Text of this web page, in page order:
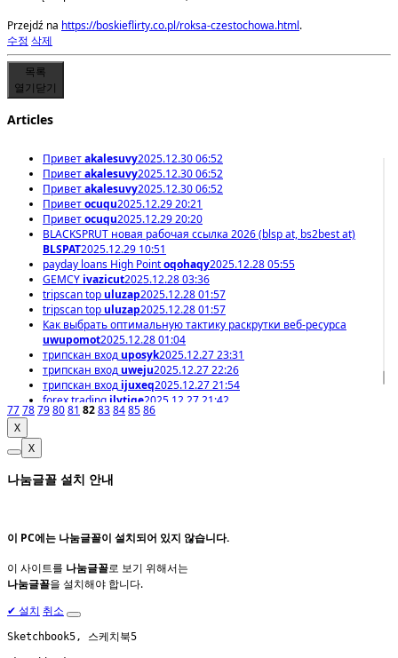
Przejdź na https://boskieflirty.co.pl/roksa-czestochowa.html.
수정 삭제
목록
열기닫기
Articles
Приветakalesuvy2025.12.30 06:52
Приветakalesuvy2025.12.30 06:52
Приветakalesuvy2025.12.30 06:52
Приветocuqu2025.12.29 20:21
Приветocuqu2025.12.29 20:20
BLACKSPRUT новая рабочая ссылка 2026 (blsp at, bs2best at)
BLSPAT2025.12.29 10:51
payday loans High Pointoqohaqy2025.12.28 05:55
GEMCY ivazicut2025.12.28 03:36
tripscan topuluzap2025.12.28 01:57
tripscan topuluzap2025.12.28 01:57
Как выбрать оптимальную тактику раскрутки веб-ресурса
uwupomot2025.12.28 01:04
трипскан входuposyk2025.12.27 23:31
трипскан входuweju2025.12.27 22:26
трипскан вход ijuxeq2025.12.27 21:54
forex trading ilytiqe2025.12.27 21:42
7778798081 8283848586
X
X
나눔글꼴 설치 안내
이 PC에는 나눔글꼴이 설치되어 있지 않습니다.
이 사이트를 나눔글꼴로 보기 위해서는
나눔글꼴을 설치해야 합니다.
✔ 설치 취소
Sketchbook5, 스케치북5